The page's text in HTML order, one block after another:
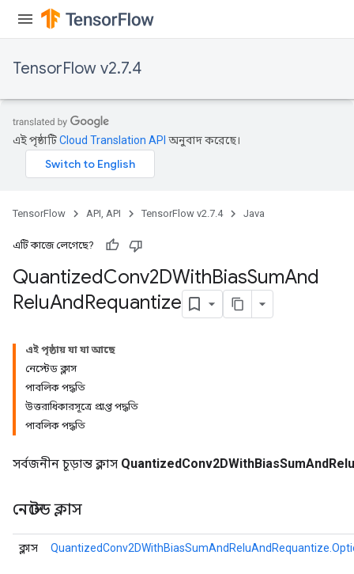
TensorFlow v2.7.4
এই পৃষ্ঠাটিCloud Translation API অনুবাদ করেছে।
TensorFlow API, API TensorFlow v2.7.4 Java
এটি কাজে লেগেছে?
QuantizedConv2DWithBiasSumAnd
ReluAndRequantize
এই পৃষ্ঠায় যা যা আছে
নেস্টেড ক্লাস
পাবলিক পদ্ধতি
উত্তরাধিকারসূত্রে প্রাপ্ত পদ্ধতি
পাবলিক পদ্ধতি
সর্বজনীন চূড়ান্ত ক্লাস
নেস্টেড ক্লাস
ক্লাস